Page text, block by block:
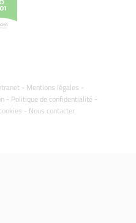
- Mentions légales -
- Politique de confidentialité -
- Nous contacter